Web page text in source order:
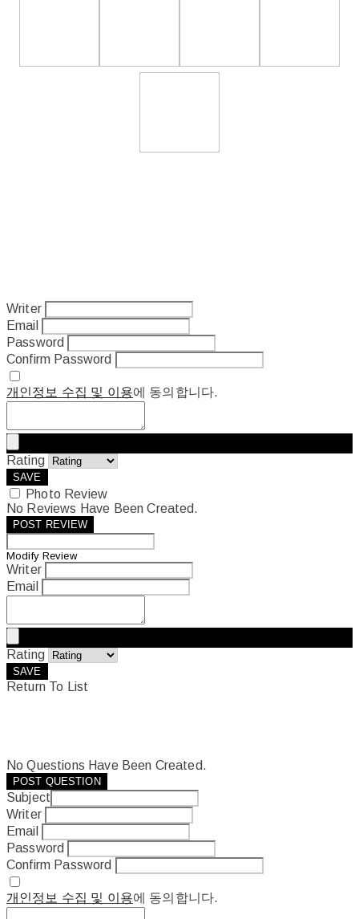
Writer
Email
Password
Confirm Password
개인정보 수집 및 이용에 동의합니다.
Rating
SAVE
Photo Review
No Reviews Have Been Created.
POST REVIEW
Modify Review
Writer
Email
Rating
SAVE
Return To List
No Questions Have Been Created.
POST QUESTION
Subject
Writer
Email
Password
Confirm Password
개인정보 수집 및 이용에 동의합니다.